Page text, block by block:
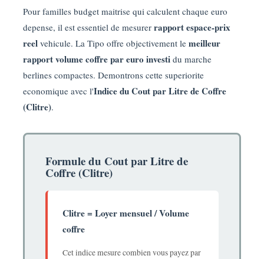
Pour familles budget maitrise qui calculent chaque euro
depense, il est essentiel de mesurer rapport espace-prix
reel vehicule. La Tipo offre objectivement le meilleur
rapport volume coffre par euro investi du marche
berlines compactes. Demontrons cette superiorite
economique avec l'Indice du Cout par Litre de Coffre
(Clitre).
Formule du Cout par Litre de
Coffre (Clitre)
Clitre = Loyer mensuel / Volume
coffre
Cet indice mesure combien vous payez par